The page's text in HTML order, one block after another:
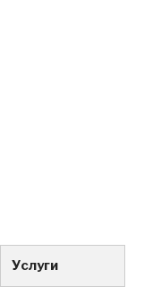
Услуги